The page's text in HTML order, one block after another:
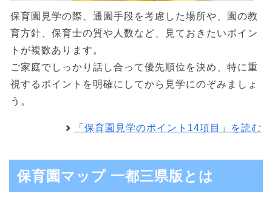
保育園見学の際、通園手段を考慮した場所や、園の教
育方針、保育士の質や人数など、見ておきたいポイン
トが複数あります。
ご家庭でしっかり話し合って優先順位を決め、特に重
視するポイントを明確にしてから見学にのぞみましょ
う。
「保育園見学のポイント14項目」を読む
保育園マップ 一都三県版とは